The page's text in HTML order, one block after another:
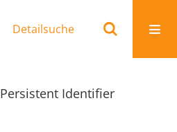
Detailsuche
Persistent Identifier